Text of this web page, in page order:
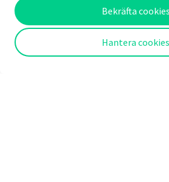
Bekräfta cookies
Hantera cookies